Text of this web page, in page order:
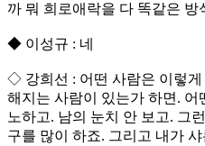
까 뭐 희로애락을 다 똑같은 방
◆ 이성규 : 네
◇ 강희선 : 어떤 사람은 이렇
해지는 사람이 있는가 하면. 어
노하고. 남의 눈치 안 보고. 그
구를 많이 하죠. 그리고 내가